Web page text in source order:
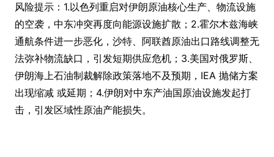
风险提示：1.以色列重启对伊朗原油核心生产、物流设施
的空袭，中东冲突再度向能源设施扩散；2.霍尔木兹海峡
通航条件进一步恶化，沙特、阿联酋原油出口路线调整无
法弥补物流缺口，引发短期供应危机；3.美国对俄罗斯、
伊朗海上石油制裁解除政策落地不及预期，IEA 抛储方案
出现缩减 或延期；4.伊朗对中东产油国原油设施发起打
击，引发区域性原油产能损失。